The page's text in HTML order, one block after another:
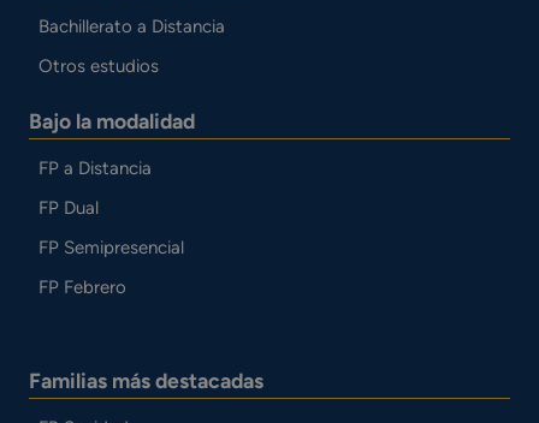
Bachillerato a Distancia
Otros estudios
Bajo la modalidad
FP a Distancia
FP Dual
FP Semipresencial
FP Febrero
Familias más destacadas